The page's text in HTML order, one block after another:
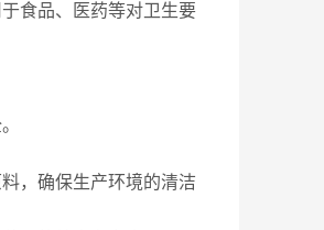
食品、医药等对卫生要
，确保生产环境的清洁